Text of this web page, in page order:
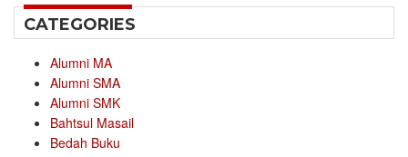
CATEGORIES
Alumni MA
Alumni SMA
Alumni SMK
Bahtsul Masail
Bedah Buku